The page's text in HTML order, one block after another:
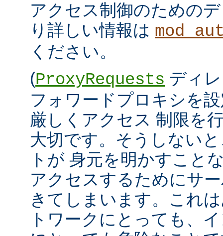
アクセス制御のための
り詳しい情報は
ください。
(ProxyRequests ディ
フォワードプロキシを
厳しくアクセス 制限を
大切です。そうしない
トが 身元を明かすこと
アクセスするためにサ
きてしまいます。これ
トワークにとっても、